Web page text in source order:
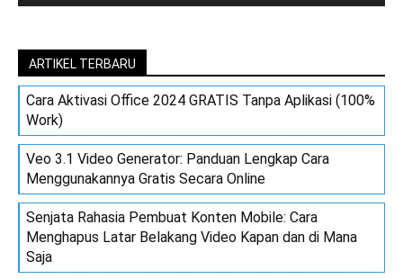
ARTIKEL TERBARU
Cara Aktivasi Office 2024 GRATIS Tanpa Aplikasi (100%
Work)
Veo 3.1 Video Generator: Panduan Lengkap Cara
Menggunakannya Gratis Secara Online
Senjata Rahasia Pembuat Konten Mobile: Cara
Menghapus Latar Belakang Video Kapan dan di Mana
Saja